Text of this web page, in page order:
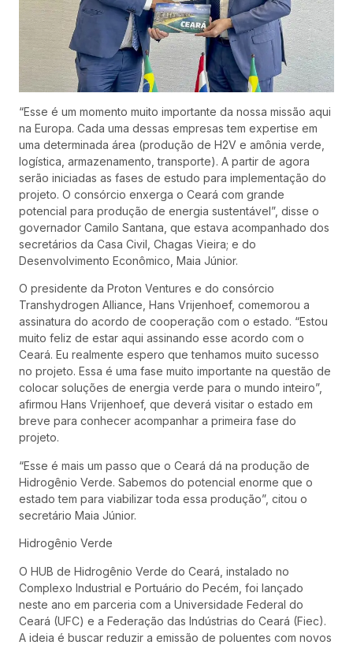
“Esse é um momento muito importante da nossa missão aqui
na Europa. Cada uma dessas empresas tem expertise em
uma determinada área (produção de H2V e amônia verde,
logística, armazenamento, transporte). A partir de agora
serão iniciadas as fases de estudo para implementação do
projeto. O consórcio enxerga o Ceará com grande
potencial para produção de energia sustentável”, disse o
governador Camilo Santana, que estava acompanhado dos
secretários da Casa Civil, Chagas Vieira; e do
Desenvolvimento Econômico, Maia Júnior.
O presidente da Proton Ventures e do consórcio
Transhydrogen Alliance, Hans Vrijenhoef, comemorou a
assinatura do acordo de cooperação com o estado. “Estou
muito feliz de estar aqui assinando esse acordo com o
Ceará. Eu realmente espero que tenhamos muito sucesso
no projeto. Essa é uma fase muito importante na questão de
colocar soluções de energia verde para o mundo inteiro”,
afirmou Hans Vrijenhoef, que deverá visitar o estado em
breve para conhecer acompanhar a primeira fase do
projeto.
“Esse é mais um passo que o Ceará dá na produção de
Hidrogênio Verde. Sabemos do potencial enorme que o
estado tem para viabilizar toda essa produção”, citou o
secretário Maia Júnior.
Hidrogênio Verde
O HUB de Hidrogênio Verde do Ceará, instalado no
Complexo Industrial e Portuário do Pecém, foi lançado
neste ano em parceria com a Universidade Federal do
Ceará (UFC) e a Federação das Indústrias do Ceará (Fiec).
A ideia é buscar reduzir a emissão de poluentes com novos